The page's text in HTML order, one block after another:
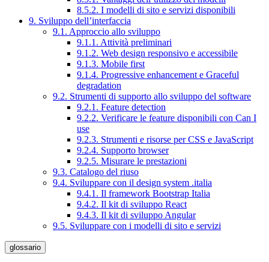
8.5.2. I modelli di sito e servizi disponibili
9. Sviluppo dell’interfaccia
9.1. Approccio allo sviluppo
9.1.1. Attività preliminari
9.1.2. Web design responsivo e accessibile
9.1.3. Mobile first
9.1.4. Progressive enhancement e Graceful
degradation
9.2. Strumenti di supporto allo sviluppo del software
9.2.1. Feature detection
9.2.2. Verificare le feature disponibili con Can I
use
9.2.3. Strumenti e risorse per CSS e JavaScript
9.2.4. Supporto browser
9.2.5. Misurare le prestazioni
9.3. Catalogo del riuso
9.4. Sviluppare con il design system .italia
9.4.1. Il framework Bootstrap Italia
9.4.2. Il kit di sviluppo React
9.4.3. Il kit di sviluppo Angular
9.5. Sviluppare con i modelli di sito e servizi
glossario